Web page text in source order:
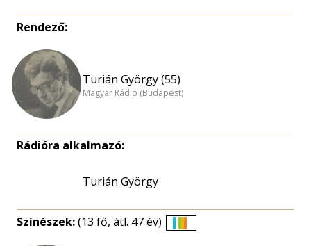
Rendező:
Turián György (55)
Magyar Rádió (Budapest)
Rádióra alkalmazó:
Turián György
Színészek:(13 fő, átl. 47 év)